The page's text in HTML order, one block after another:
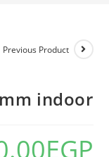
Previous Product
indoor
EGP